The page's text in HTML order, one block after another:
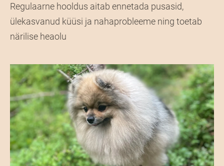
Regulaarne hooldus aitab ennetada pusasid,
ülekasvanud küüsi ja nahaprobleeme ning toetab
närilise heaolu